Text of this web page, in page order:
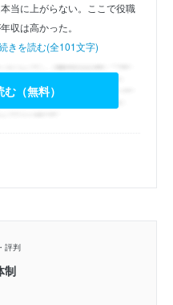
当に上がらない。ここで役職
収は高かった。
きを読む(全101文字)
（無料）
評判
制